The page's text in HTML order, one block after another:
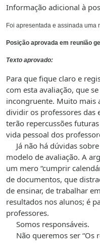
Informação adicional à
Foi apresentada e assinada uma
Posição aprovada em reunião
Texto aprovado:
Para que fique claro e
com esta avaliação, que
incongruente. Muito mais
dividir os professores das
terão repercussões
vida pessoal dos
Já não há dúvidas
modelo de avaliação. A
um mero “cumprir
de documentos, que
de ensinar, de trabalhar
resultados nos alunos; é
professores.
Somos responsáveis.
Não queremos ser “Os